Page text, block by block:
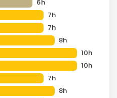
6h
7h
7h
8h
10h
10h
7h
8h